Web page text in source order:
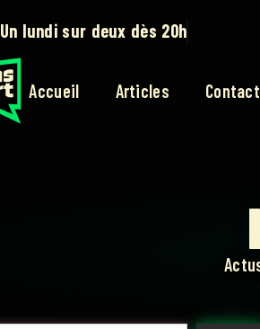
Sur twitch.tv/parlons_esport
Accueil Articles Contact